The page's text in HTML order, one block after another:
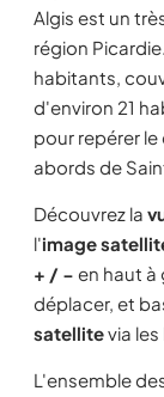
Algis est un
région
habitants,
d'environ 21
pour repérer
abords de
Découvrez la
l'image
+ / − en haut à
déplacer, et
satellitevia
L'ensemble